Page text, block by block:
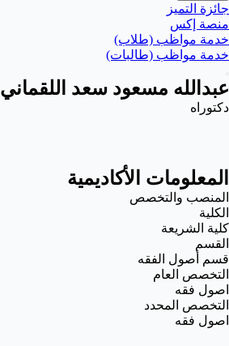
جائزة التميز
منصة إكس
خدمة مواظب (طلاب)
خدمة مواظب (طالبات)
عبدالله مسعود سعد اللقماني
دكتوراه
المعلومات الأكاديمية
المنصب والتخصص
الكلية
كلية الشريعة
القسم
قسم أصول الفقه
التخصص العام
اصول فقه
التخصص المحدد
اصول فقه